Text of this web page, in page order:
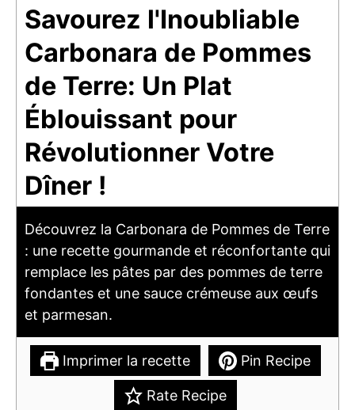
Savourez l'Inoubliable
Carbonara de Pommes
de Terre: Un Plat
Éblouissant pour
Révolutionner Votre
Dîner !
Découvrez la Carbonara de Pommes de Terre
: une recette gourmande et réconfortante qui
remplace les pâtes par des pommes de terre
fondantes et une sauce crémeuse aux œufs
et parmesan.
Imprimer la recette Pin Recipe
Rate Recipe